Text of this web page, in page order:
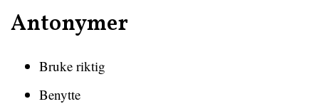
Antonymer
Bruke riktig
Benytte